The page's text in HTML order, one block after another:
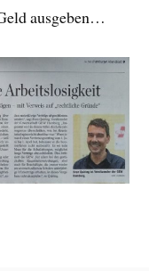
ausgeben…